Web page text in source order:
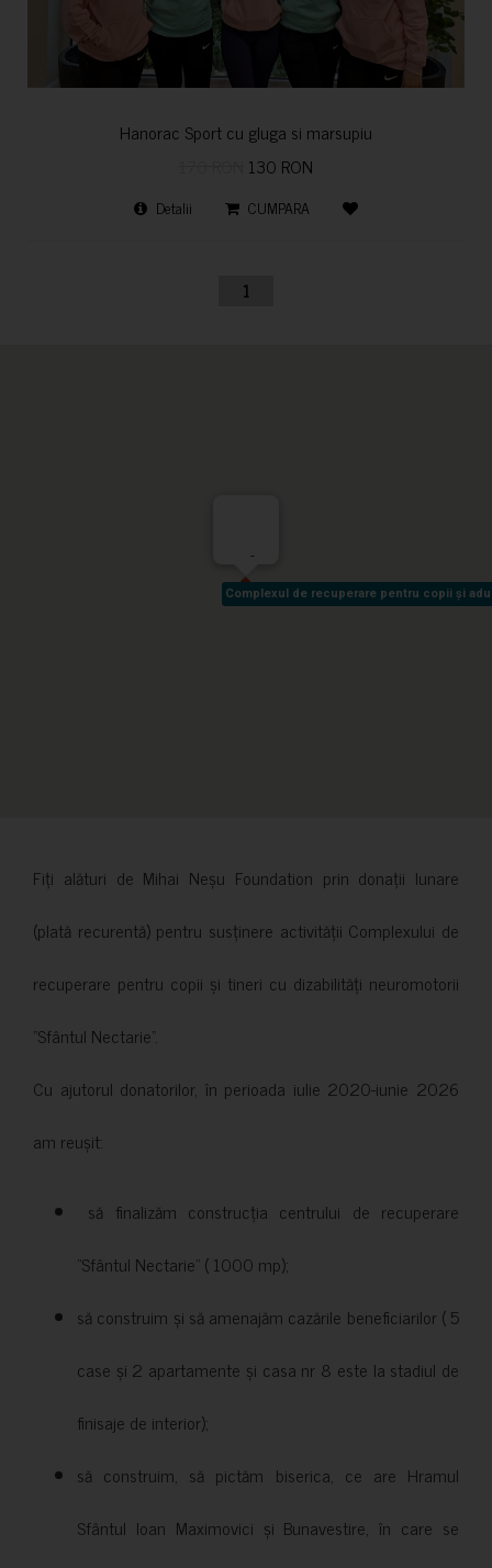
Hanorac Sport cu gluga si marsupiu
130 RON
Detalii CUMPARA
1
Complexul de recuperare pentru copii și
Complexul de recuperare pentru copii și
-
Fiți alături de Mihai Neșu Foundation prin donații lunare
(plată recurentă) pentru susținere activității Complexului de
recuperare pentru copii și tineri cu dizabilități neuromotorii
”Sfântul Nectarie”.
Cu ajutorul donatorilor, în perioada iulie 2020-iunie 2026
am reușit:
să finalizăm construcția centrului de recuperare
”Sfântul Nectarie” ( 1000 mp);
să construim și să amenajăm cazările beneficiarilor ( 5
case și 2 apartamente și casa nr 8 este la stadiul de
finisaje de interior);
să construim, să pictăm biserica, ce are Hramul
Sfântul Ioan Maximovici și Bunavestire, în care se